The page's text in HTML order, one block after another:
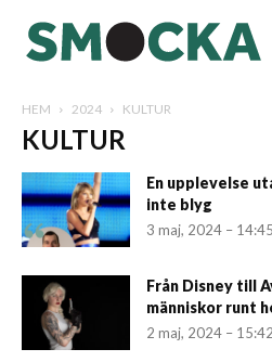
HEM 2024 KULTUR
KULTUR
En upplevelse
inte blyg
3 maj, 2024 – 14:45
Från Disney till
människor runt
2 maj, 2024 – 15:42